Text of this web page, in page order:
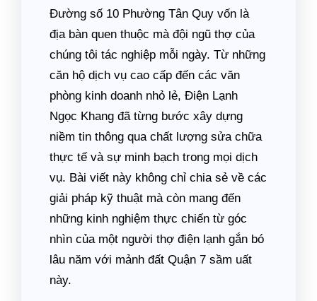
Đường số 10 Phường Tân Quy vốn là
địa bàn quen thuộc mà đội ngũ thợ của
chúng tôi tác nghiệp mỗi ngày. Từ những
căn hộ dịch vụ cao cấp đến các văn
phòng kinh doanh nhỏ lẻ, Điện Lạnh
Ngọc Khang đã từng bước xây dựng
niềm tin thông qua chất lượng sửa chữa
thực tế và sự minh bạch trong mọi dịch
vụ. Bài viết này không chỉ chia sẻ về các
giải pháp kỹ thuật mà còn mang đến
những kinh nghiệm thực chiến từ góc
nhìn của một người thợ điện lạnh gắn bó
lâu năm với mảnh đất Quận 7 sầm uất
này.